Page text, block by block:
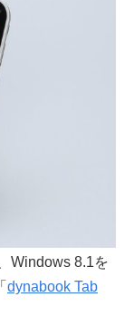
Windows 8.1を
dynabook Tab